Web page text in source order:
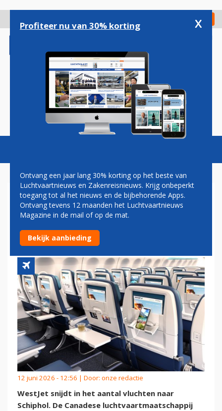
gaan
Check in
Magazine Podcasts Vacatures
WESTJET SCHRAPT
VLUCHTEN NAAR SCHIPHOL
WEGENS HOGE OLIEPRIJS
12 juni 2026 - 12:56 | Door: onze redactie
WestJet snijdt in het aantal vluchten naar
Schiphol. De Canadese luchtvaartmaatschappij
Profiteer nu van 30% korting x
Ontvang een jaar lang 30% korting op het beste van
Luchtvaartnieuws en Zakenreisnieuws. Krijg onbeperkt
toegang tot al het nieuws en de bijbehorende Apps.
Ontvang tevens 12 maanden het Luchtvaartnieuws
Magazine in de mail of op de mat.
Bekijk aanbieding